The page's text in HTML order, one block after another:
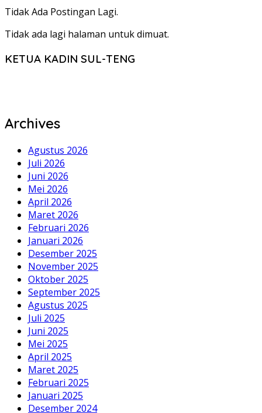
Tidak Ada Postingan Lagi.
Tidak ada lagi halaman untuk dimuat.
KETUA KADIN SUL-TENG
Archives
Agustus 2026
Juli 2026
Juni 2026
Mei 2026
April 2026
Maret 2026
Februari 2026
Januari 2026
Desember 2025
November 2025
Oktober 2025
September 2025
Agustus 2025
Juli 2025
Juni 2025
Mei 2025
April 2025
Maret 2025
Februari 2025
Januari 2025
Desember 2024